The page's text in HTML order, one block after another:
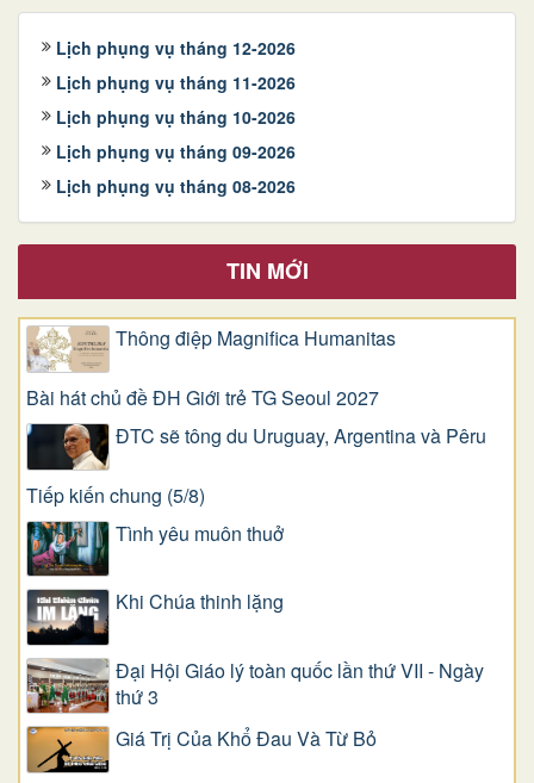
Lịch phụng vụ tháng 12-2026
Lịch phụng vụ tháng 11-2026
Lịch phụng vụ tháng 10-2026
Lịch phụng vụ tháng 09-2026
Lịch phụng vụ tháng 08-2026
TIN MỚI
Thông điệp Magnifica Humanitas
Bài hát chủ đề ĐH Giới trẻ TG Seoul 2027
ĐTC sẽ tông du Uruguay, Argentina và Pêru
Tiếp kiến chung (5/8)
Tình yêu muôn thuở
Khi Chúa thinh lặng
Đại Hội Giáo lý toàn quốc lần thứ VII - Ngày
thứ 3
Giá Trị Của Khổ Ðau Và Từ Bỏ